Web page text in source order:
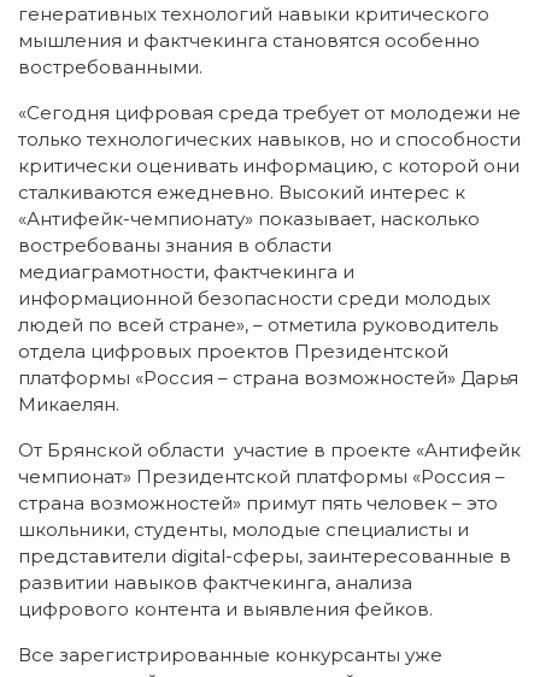
генеративных технологий навыки критического
мышления и фактчекинга становятся особенно
востребованными.
«Сегодня цифровая среда требует от молодежи не
только технологических навыков, но и способности
критически оценивать информацию, с которой они
сталкиваются ежедневно. Высокий интерес к
«Антифейк-чемпионату» показывает, насколько
востребованы знания в области
медиаграмотности, фактчекинга и
информационной безопасности среди молодых
людей по всей стране», – отметила руководитель
отдела цифровых проектов Президентской
платформы «Россия – страна возможностей» Дарья
Микаелян.
От Брянской области участие в проекте «Антифейк
чемпионат» Президентской платформы «Россия –
страна возможностей» примут пять человек – это
школьники, студенты, молодые специалисты и
представители digital-сферы, заинтересованные в
развитии навыков фактчекинга, анализа
цифрового контента и выявления фейков.
Все зарегистрированные конкурсанты уже